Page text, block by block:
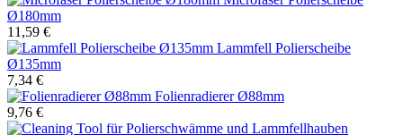
Ø180mm
11,59 €
Lammfell Polierscheibe
Ø135mm
7,34 €
Folienradierer Ø88mm
9,76 €